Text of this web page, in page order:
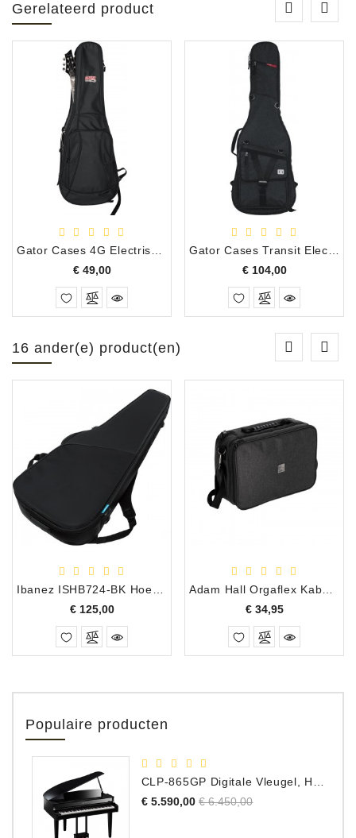
Gerelateerd product
€ 49,00Prijs
€ 104,00Prijs
16 ander(e) product(en)
€ 125,00Prijs
€ 34,95Prijs
Populaire producten
€ 5.590,00 Normale
€ 6.450,00Prijs